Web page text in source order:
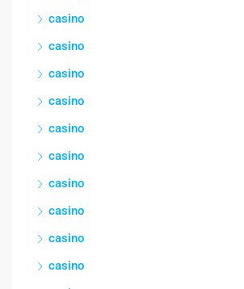
casino
casino
casino
casino
casino
casino
casino
casino
casino
casino